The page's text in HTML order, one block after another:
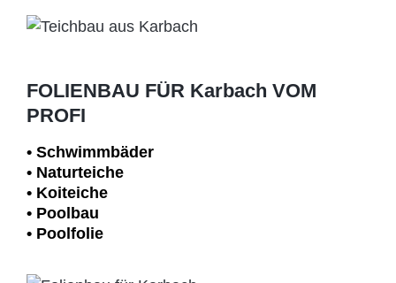
FOLIENBAU FÜR Karbach VOM
PROFI
• Schwimm­bäder
• Naturteiche
• Koiteiche
• Poolbau
• Poolfolie